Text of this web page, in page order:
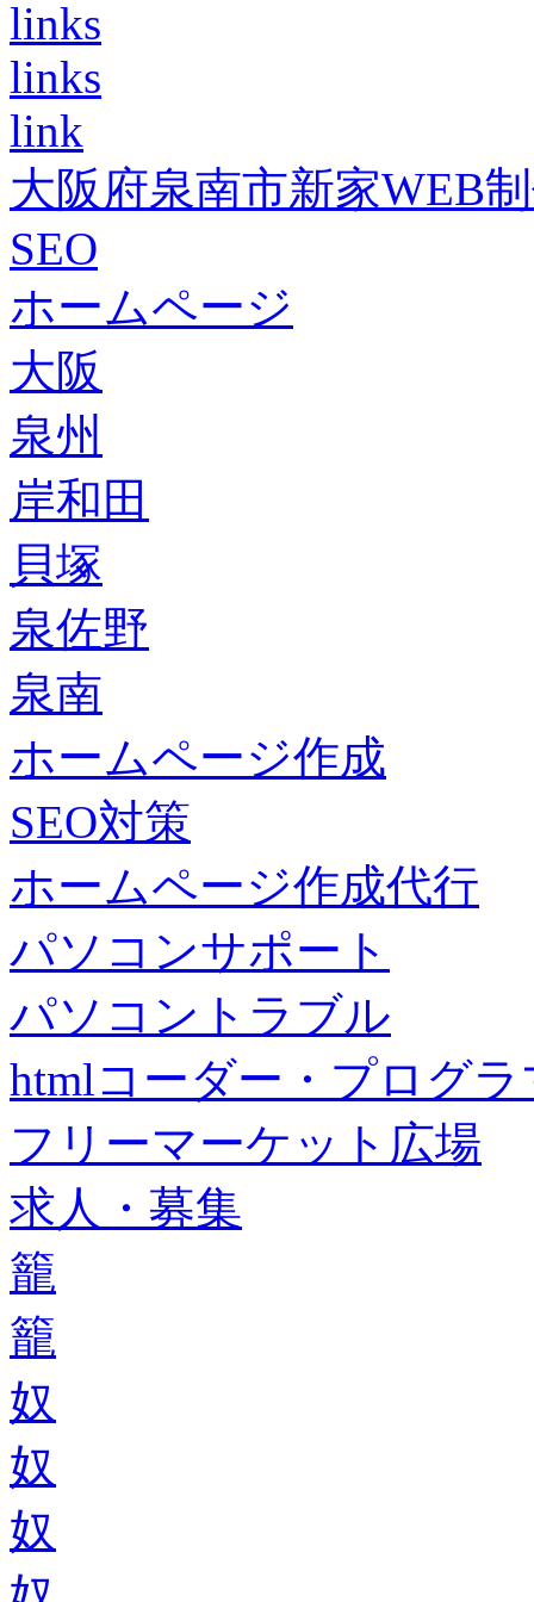
links
links
link
大阪府泉南市新家WEB
SEO
ホームページ
大阪
泉州
岸和田
貝塚
泉佐野
泉南
ホームページ作成
SEO対策
ホームページ作成代行
パソコンサポート
パソコントラブル
htmlコーダー・プログラ
フリーマーケット広場
求人・募集
籠
籠
奴
奴
奴